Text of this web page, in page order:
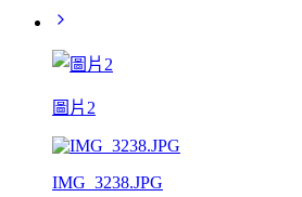
圖片2
IMG_3238.JPG